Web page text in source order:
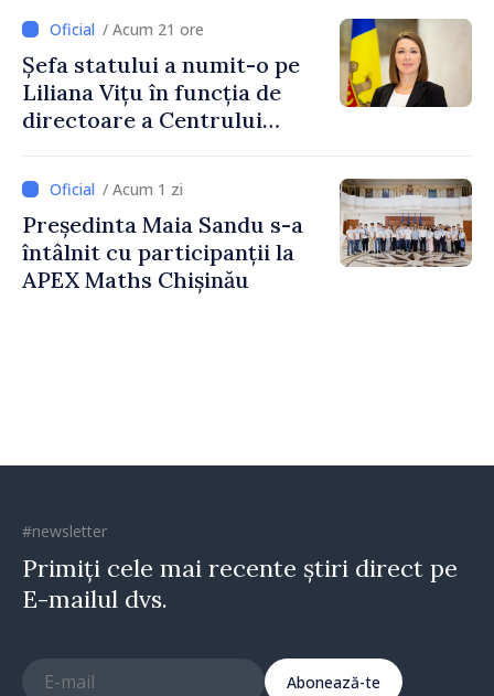
implementare a Strategiei
Naționale de Apărare
/ Acum 21 ore
Șefa statului a numit-o pe
Liliana Vițu în funcția de
directoare a Centrului
Strategică și Contracarare a
Dezinformării
/ Acum 1 zi
Președinta Maia Sandu s-a
întâlnit cu participanții la
APEX Maths Chișinău
#newsletter
Primiți cele mai recente știri direct pe
E-mailul dvs.
Abonează-te